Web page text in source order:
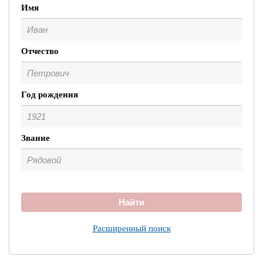
Имя
Отчество
Год рождения
Звание
Найти
Расширенный поиск